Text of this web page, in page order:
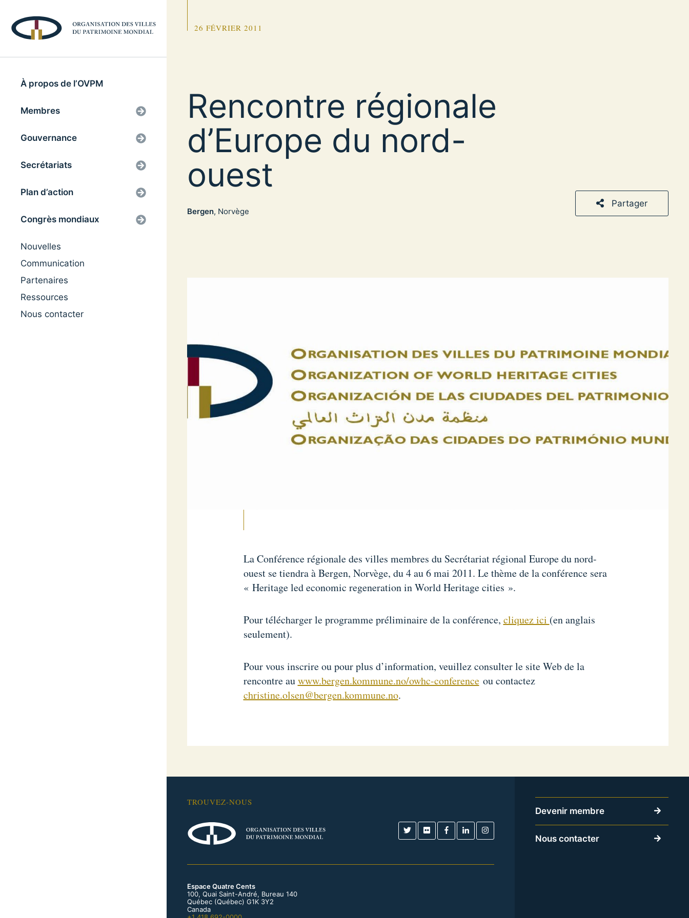
À propos de l’OVPM
Membres
Gouvernance
Secrétariats
Plan d’action
Congrès mondiaux
Nouvelles
Communication
Partenaires
Ressources
Nous contacter
26 FÉVRIER 2011
Rencontre régionale
d’Europe du nord-
ouest
Bergen, Norvège
Partager
La Conférence régionale des villes membres du Secrétariat régional Europe du nord-
ouest se tiendra à Bergen, Norvège, du 4 au 6 mai 2011. Le thème de la conférence sera
« Heritage led economic regeneration in World Heritage cities ».
Pour télécharger le programme préliminaire de la conférence, cliquez ici (en anglais
seulement).
Pour vous inscrire ou pour plus d’information, veuillez consulter le site Web de la
rencontre auwww.bergen.kommune.no/owhc-conferenceou contactez
christine.olsen@bergen.kommune.no.
TROUVEZ-NOUS
Espace Quatre Cents
100, Quai Saint-André, Bureau 140
Québec (Québec) G1K 3Y2
Canada
Devenir membre
Nous contacter